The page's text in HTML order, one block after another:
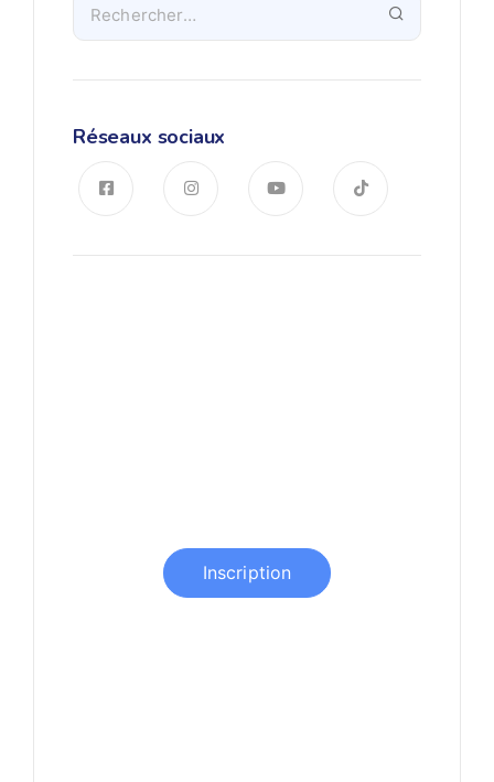
Réseaux sociaux
Inscription